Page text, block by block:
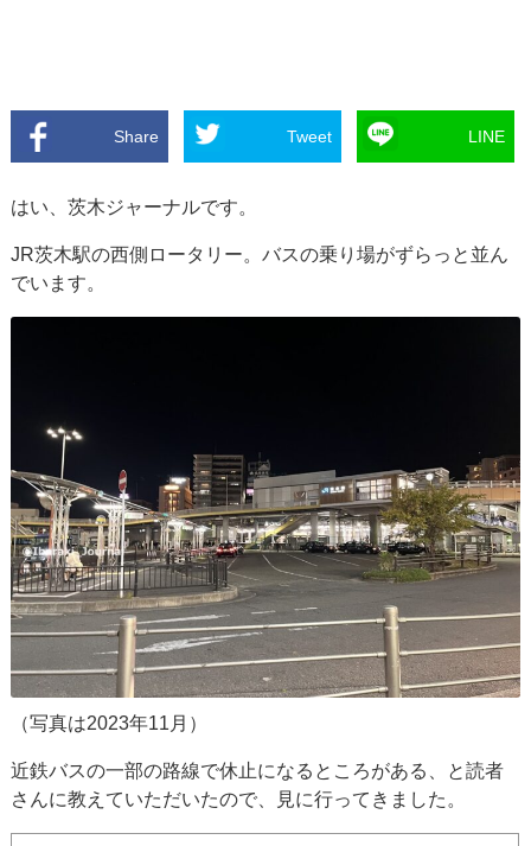
Share Tweet LINE
はい、茨木ジャーナルです。
JR茨木駅の西側ロータリー。バスの乗り場がずらっと並ん
でいます。
（写真は2023年11月）
近鉄バスの一部の路線で休止になるところがある、と読者
さんに教えていただいたので、見に行ってきました。